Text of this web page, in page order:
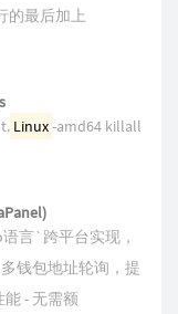
的最后加上
Linux-amd64 killall
言`跨平台实现，
钱包地址轮询，提
- 无需额